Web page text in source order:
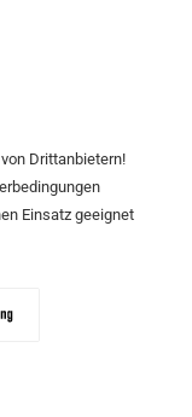
Drittanbietern!
Einsatz geeignet